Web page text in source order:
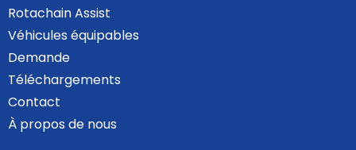
Rotachain Assist
Véhicules équipables
Demande
Téléchargements
Contact
À propos de nous